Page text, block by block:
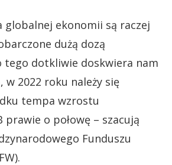
globalnej ekonomii są raczej
dużą dozą
tego dotkliwie doskwiera nam
w 2022 roku należy się
tempa wzrostu
prawie o połowę – szacują
Funduszu